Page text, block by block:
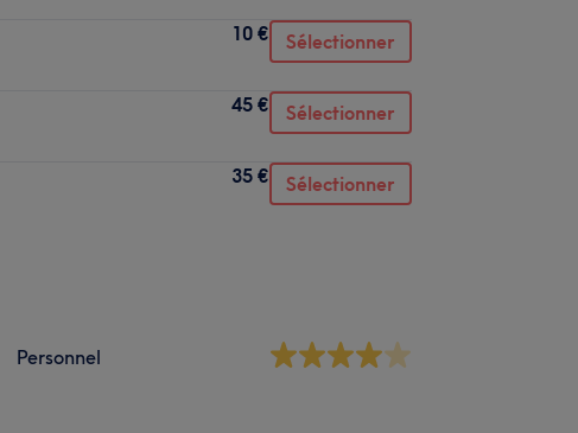
10 € Sélectionner
45 € Sélectionner
35 € Sélectionner
Personnel